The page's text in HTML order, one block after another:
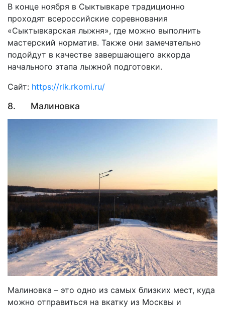
В конце ноября в Сыктывкаре традиционно
проходят всероссийские соревнования
«Сыктывкарская лыжня», где можно выполнить
мастерский норматив. Также они замечательно
подойдут в качестве завершающего аккорда
начального этапа лыжной подготовки.
Сайт: https://rlk.rkomi.ru/
8. Малиновка
Малиновка – это одно из самых близких мест, куда
можно отправиться на вкатку из Москвы и